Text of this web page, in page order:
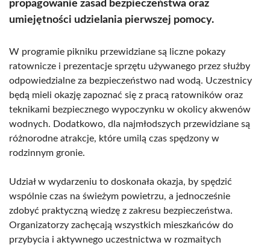
propagowanie zasad bezpieczeństwa oraz
umiejętności udzielania pierwszej pomocy.
W programie pikniku przewidziane są liczne pokazy
ratownicze i prezentacje sprzętu używanego przez służby
odpowiedzialne za bezpieczeństwo nad wodą. Uczestnicy
będą mieli okazję zapoznać się z pracą ratowników oraz
teknikami bezpiecznego wypoczynku w okolicy akwenów
wodnych. Dodatkowo, dla najmłodszych przewidziane są
różnorodne atrakcje, które umilą czas spędzony w
rodzinnym gronie.
Udział w wydarzeniu to doskonała okazja, by spędzić
wspólnie czas na świeżym powietrzu, a jednocześnie
zdobyć praktyczną wiedzę z zakresu bezpieczeństwa.
Organizatorzy zachęcają wszystkich mieszkańców do
przybycia i aktywnego uczestnictwa w rozmaitych